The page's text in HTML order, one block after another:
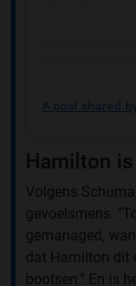
A post shared
Hamilton
Volgens
gevoelsmens.
gemanaged,
dat Hamilton dit
bootsen.'' En is